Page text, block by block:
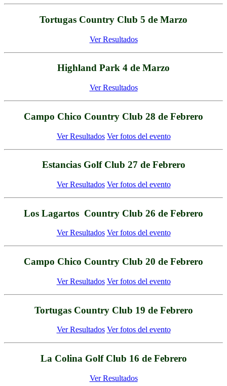
Tortugas Country Club 5 de Marzo
Ver Resultados
Highland Park 4 de Marzo
Ver Resultados
Campo Chico Country Club 28 de Febrero
Ver Resultados Ver fotos del evento
Estancias Golf Club 27 de Febrero
Ver Resultados Ver fotos del evento
Los Lagartos Country Club 26 de Febrero
Ver Resultados Ver fotos del evento
Campo Chico Country Club 20 de Febrero
Ver Resultados Ver fotos del evento
Tortugas Country Club 19 de Febrero
Ver Resultados Ver fotos del evento
La Colina Golf Club 16 de Febrero
Ver Resultados